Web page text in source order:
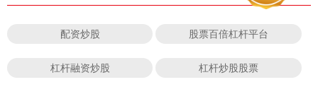
配资炒股 股票百倍杠杆平台
杠杆融资炒股 杠杆炒股股票